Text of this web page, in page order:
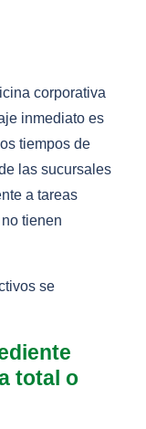
corporativa
inmediato es
tiempos de
las sucursales
a tareas
tienen
se
total o